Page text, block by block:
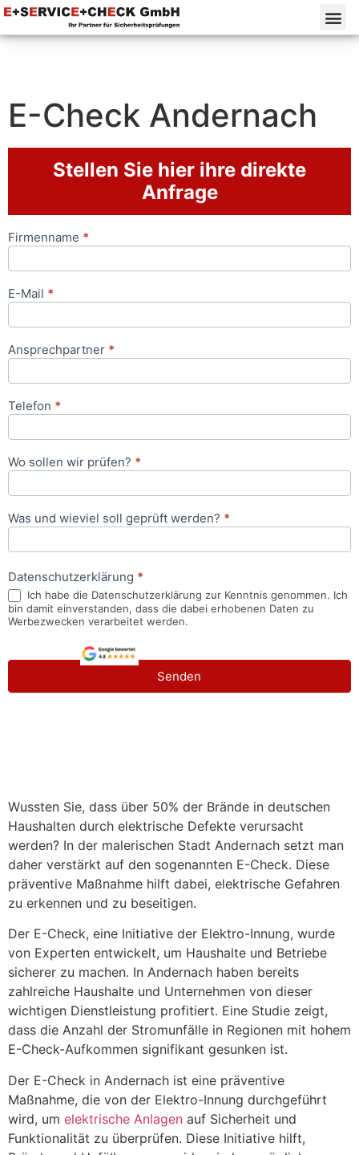
E-Check Andernach
Stellen Sie hier ihre direkte
Anfrage
Anfrageformular
Firmenname *
E-Mail *
Ansprechpartner *
Telefon *
Wo sollen wir prüfen? *
Was und wieviel soll geprüft werden? *
Datenschutzerklärung *
Ich habe die Datenschutzerklärung zur Kenntnis genommen. Ich
bin damit einverstanden, dass die dabei erhobenen Daten zu
Werbezwecken verarbeitet werden.
Senden
Wussten Sie, dass über 50% der Brände in deutschen
Haushalten durch elektrische Defekte verursacht
werden? In der malerischen Stadt Andernach setzt man
daher verstärkt auf den sogenannten E-Check. Diese
präventive Maßnahme hilft dabei, elektrische Gefahren
zu erkennen und zu beseitigen.
Der E-Check, eine Initiative der Elektro-Innung, wurde
von Experten entwickelt, um Haushalte und Betriebe
sicherer zu machen. In Andernach haben bereits
zahlreiche Haushalte und Unternehmen von dieser
wichtigen Dienstleistung profitiert. Eine Studie zeigt,
dass die Anzahl der Stromunfälle in Regionen mit hohem
E-Check-Aufkommen signifikant gesunken ist.
Der E-Check in Andernach ist eine präventive
Maßnahme, die von der Elektro-Innung durchgeführt
wird, um elektrische Anlagen auf Sicherheit und
Funktionalität zu überprüfen. Diese Initiative hilft,